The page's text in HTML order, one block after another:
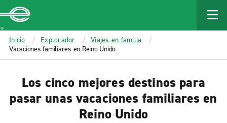
MAIN
CONTENT
Enterprise
Inicio Explorador
Viajes en familia
Vacaciones familiares en Reino Unido
Los cinco mejores destinos para
pasar unas vacaciones familiares en
Reino Unido